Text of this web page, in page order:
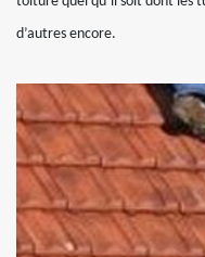
d’autres encore.